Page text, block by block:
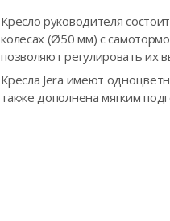
Кресло руководителя
колесах (Ø50 мм) с
позволяют регулировать их
Кресла Jera имеют
также дополнена мягким